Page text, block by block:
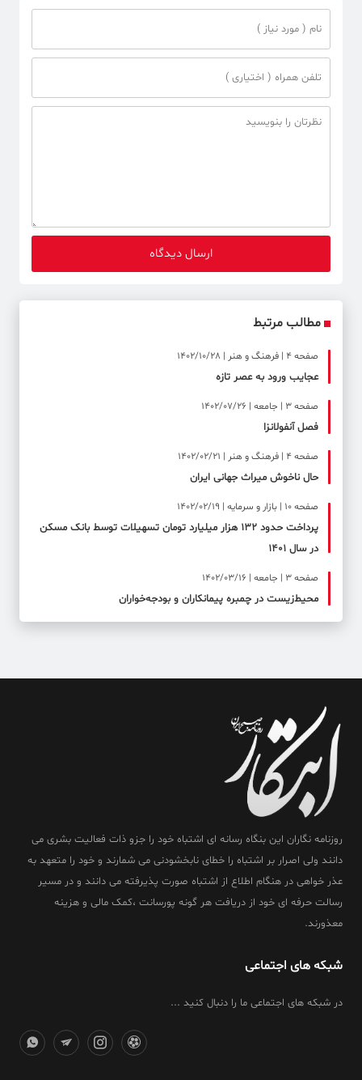
مطالب مرتبط
صفحه ۴ | فرهنگ و هنر | 1402/10/28
عجایب ورود به عصر تازه
صفحه ۳ | جامعه | 1402/07/26
فصل آنفولانزا
صفحه ۴ | فرهنگ و هنر | 1402/02/21
حال ناخوش میراث جهانی ایران
صفحه ۱۰ | بازار و سرمایه | 1402/02/19
پرداخت حدود ۱۳۲ هزار میلیارد تومان تسهیلات توسط بانک مسکن
در سال ۱۴۰۱
صفحه ۳ | جامعه | 1402/03/16
محیط‌زیست در چمبره پیمانکاران و بودجه‌خواران
روزنامه نگاران این بنگاه رسانه ای اشتباه خود را جزو ذات فعالیت بشری می
دانند ولی اصرار بر اشتباه را خطای نابخشودنی می شمارند و خود را متعهد به
عذر خواهی در هنگام اطلاع از اشتباه صورت پذیرفته می دانند و در مسیر
رسالت حرفه ای خود از دریافت هر گونه پورسانت ،کمک مالی و هزینه
معذورند.
شبکه های اجتماعی
در شبکه های اجتماعی ما را دنبال کنید ...